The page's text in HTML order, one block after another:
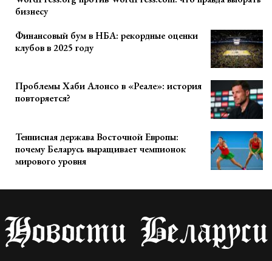
бизнесу
Финансовый бум в НБА: рекордные оценки
клубов в 2025 году
Проблемы Хаби Алонсо в «Реале»: история
повторяется?
Теннисная держава Восточной Европы:
почему Беларусь выращивает чемпионок
мирового уровня